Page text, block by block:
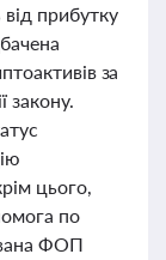
від прибутку
за
закону.
цього,
по
ФОП